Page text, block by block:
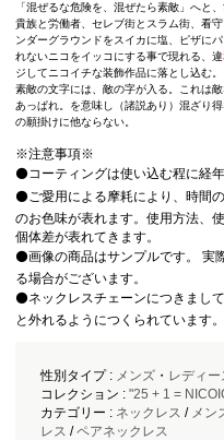
「混ぜるな危険を、混ぜたら素敵」へと
貴族と労働者、セレブ街とスラム街、看
ンダーグラウンドをスイカに塩、ピザに
れないニコをイッコにする事で現れる、違
ジしてニコイチな装飾作品に落とし込む。
素敵の文字には、敵の字が入る。これは
あっぱれ。を意味し（諸説あり）混ざり
の願掛けに他ならない。
※注意事項※
⚫️コーティングは使い込む程に経
⚫️ご愛用による摩耗により、時間
のお色味が表れます。使用方法、
個体差が表れてきます。
⚫️画像の商品はサンプルです。 実
る場合がございます。
⚫️ネックレスチェーンにつきまし
と外れるようにつくられています。
性別タイプ : メンズ・ レディー
コレクション : "25 + 1 =
カテゴリー : ネックレス / メン
レス /ペアネックレス